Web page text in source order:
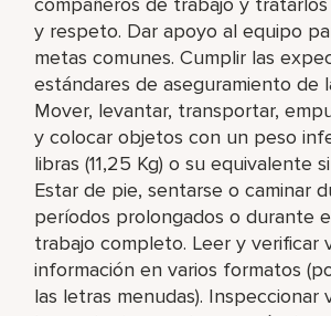
y respeto. Dar apoyo al equipo
metas comunes. Cumplir las
estándares de aseguramiento de
Mover, levantar, transportar,
y colocar objetos con un peso
libras (11,25 Kg) o su equivalente
Estar de pie, sentarse o caminar
períodos prolongados o durante
trabajo completo. Leer y verificar
información en varios formatos
las letras menudas). Inspeccionar